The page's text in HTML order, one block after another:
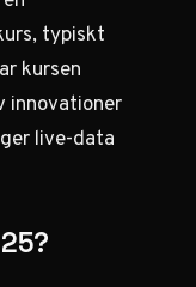
typiskt
kursen
innovationer
live-data